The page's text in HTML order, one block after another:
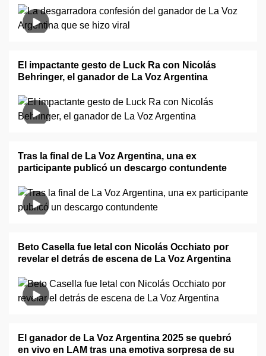
El impactante gesto de Luck Ra con Nicolás
Behringer, el ganador de La Voz Argentina
Tras la final de La Voz Argentina, una ex
participante publicó un descargo contundente
Beto Casella fue letal con Nicolás Occhiato por
revelar el detrás de escena de La Voz Argentina
El ganador de La Voz Argentina 2025 se quebró
en vivo en LAM tras una emotiva sorpresa de su